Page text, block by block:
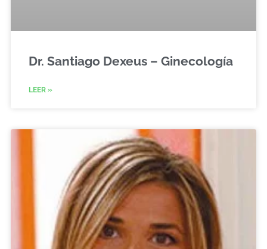
Dr. Santiago Dexeus – Ginecología
LEER »